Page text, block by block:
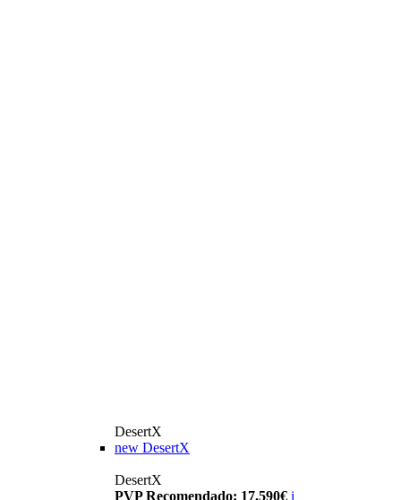
DesertX
new DesertX
DesertX
PVP Recomendado: 17.590€ i